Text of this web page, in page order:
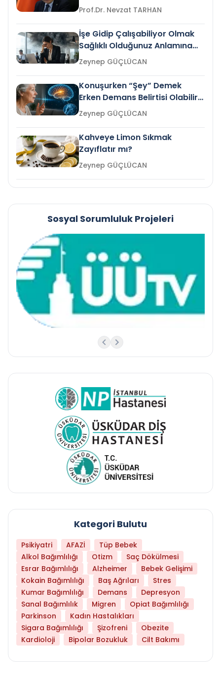
Prof.Dr. Nevzat TARHAN
İşe Gidip Çalışabiliyor Olmak
Sağlıklı Olduğunuz Anlamına
Gelir mi?Zeynep GÜÇLÜCAN
Konuşurken “Şey” Demek
Erken Demans Belirtisi Olabilir
mi?
Zeynep GÜÇLÜCAN
Kahveye Limon Sıkmak
Zayıflatır mı?
Zeynep GÜÇLÜCAN
Sosyal Sorumluluk Projeleri
Kategori Bulutu
Psikiyatri AFAZİ
Tüp Bebek
Alkol Bağımlılığı
Otizm
Saç Dökülmesi
Esrar Bağımlılığı
Alzheimer
Bebek Gelişimi
Kokain Bağımlılığı
Baş Ağrıları
Stres
Kumar Bağımlılığı
Demans
Depresyon
Sanal Bağımlılık
Migren
Opiat Bağımlılığı
Parkinson
Kadın Hastalıkları
Sigara Bağımlılığı
Şizofreni
Obezite
Kardioloji
Bipolar Bozukluk Cilt Bakımı